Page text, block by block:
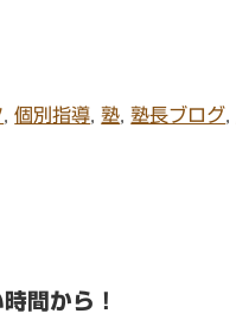
,個別指導 ,塾 ,塾長ブログ
間から！